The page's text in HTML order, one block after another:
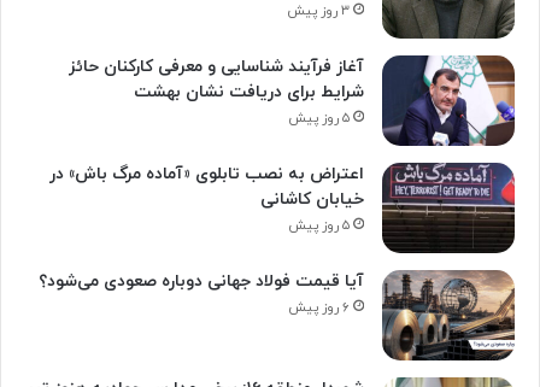
۳ روز پیش
آغاز فرآیند شناسایی و معرفی کارکنان حائز
شرایط برای دریافت نشان بهشت
۵ روز پیش
اعتراض به نصب تابلوی «آماده مرگ باش» در
خیابان کاشانی
۵ روز پیش
آیا قیمت فولاد جهانی دوباره صعودی می‌شود؟
۶ روز پیش